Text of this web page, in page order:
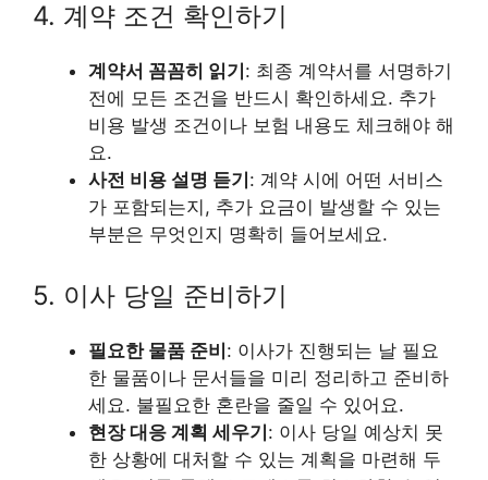
4. 계약 조건 확인하기
계약서 꼼꼼히 읽기 : 최종 계약서를 서명하기
전에 모든 조건을 반드시 확인하세요. 추가
비용 발생 조건이나 보험 내용도 체크해야 해
요.
사전 비용 설명 듣기 : 계약 시에 어떤 서비스
가 포함되는지, 추가 요금이 발생할 수 있는
부분은 무엇인지 명확히 들어보세요.
5. 이사 당일 준비하기
필요한 물품 준비: 이사가 진행되는 날 필요
한 물품이나 문서들을 미리 정리하고 준비하
세요. 불필요한 혼란을 줄일 수 있어요.
현장 대응 계획 세우기: 이사 당일 예상치 못
한 상황에 대처할 수 있는 계획을 마련해 두